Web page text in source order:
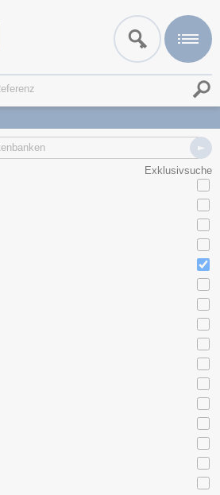
Exklusivsuche